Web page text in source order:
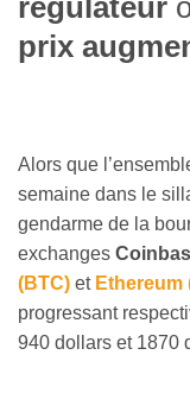
régulateur
prix
Alors que
semaine dans le
gendarme de la
exchanges
(BTC) et Ethereum
progressant
940 dollars et 1870